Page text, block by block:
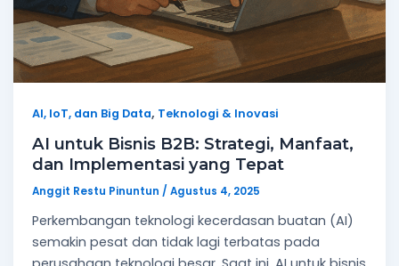
AI, IoT, dan Big Data, Teknologi & Inovasi
AI untuk Bisnis B2B: Strategi, Manfaat,
dan Implementasi yang Tepat
Anggit Restu Pinuntun/Agustus 4, 2025
Perkembangan teknologi kecerdasan buatan (AI)
semakin pesat dan tidak lagi terbatas pada